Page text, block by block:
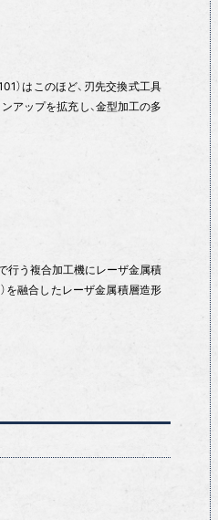
）はこのほど、刃先交換式工具
アップを拡充し、金型加工の多
行う複合加工機にレーザ金属積
を融合したレーザ金属積層造形